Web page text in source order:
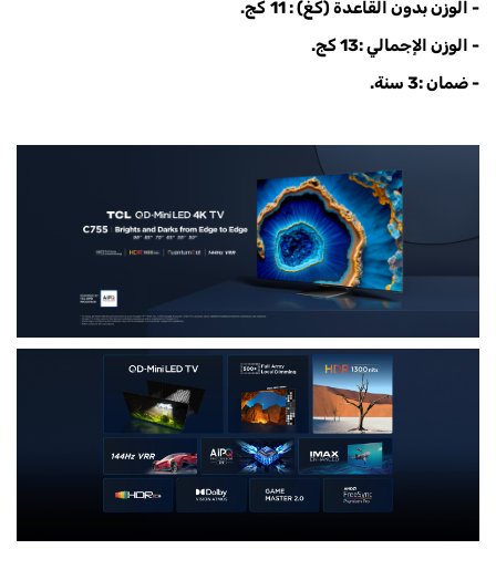
- الوزن بدون القاعدة (كغ) : 11
كج.
- الوزن الإجمالي :13 كج.
- ضمان :3 سنة.